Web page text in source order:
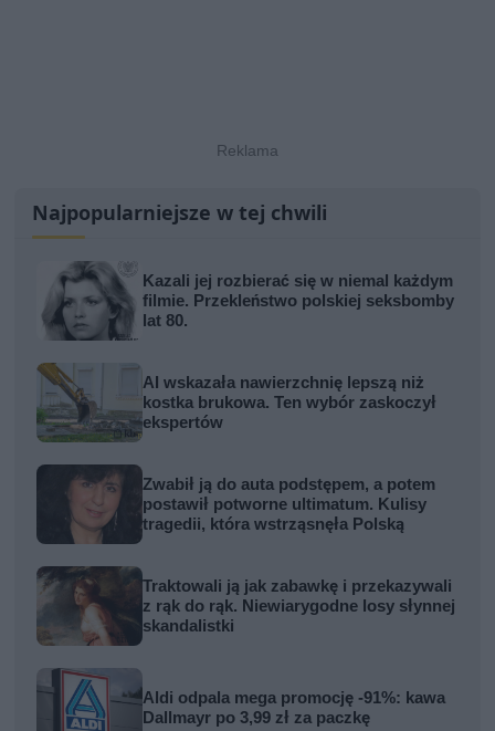
Najpopularniejsze w tej chwili
Kazali jej rozbierać się w niemal każdym
filmie. Przekleństwo polskiej seksbomby
lat 80.
AI wskazała nawierzchnię lepszą niż
kostka brukowa. Ten wybór zaskoczył
ekspertów
Zwabił ją do auta podstępem, a potem
postawił potworne ultimatum. Kulisy
tragedii, która wstrząsnęła Polską
Traktowali ją jak zabawkę i przekazywali
z rąk do rąk. Niewiarygodne losy słynnej
skandalistki
Aldi odpala mega promocję -91%: kawa
Dallmayr po 3,99 zł za paczkę